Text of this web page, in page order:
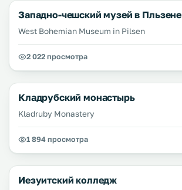
Западно-чешский музей в Пльзене
West Bohemian Museum in Pilsen
2 022 просмотра
Кладрубский монастырь
Kladruby Monastery
1 894 просмотра
Иезуитский колледж